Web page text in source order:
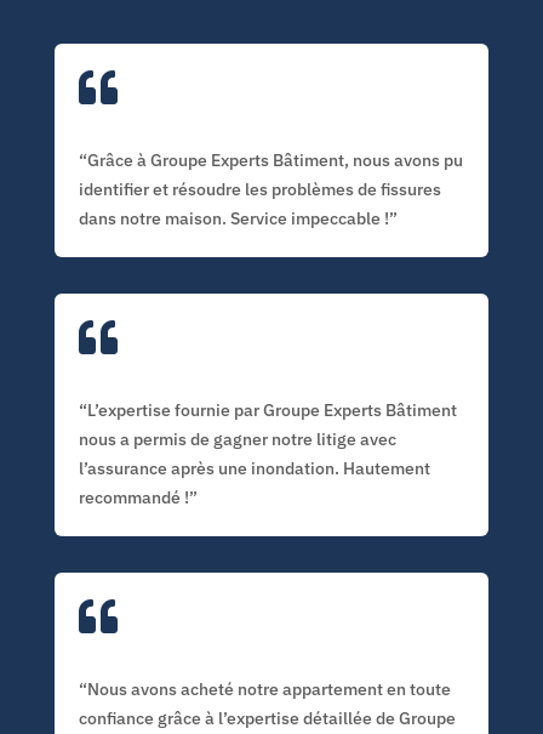

“Grâce à Groupe Experts Bâtiment, nous avons pu
identifier et résoudre les problèmes de fissures
dans notre maison. Service impeccable !”

“L’expertise fournie par Groupe Experts Bâtiment
nous a permis de gagner notre litige avec
l’assurance après une inondation. Hautement
recommandé !”

“Nous avons acheté notre appartement en toute
confiance grâce à l’expertise détaillée de Groupe